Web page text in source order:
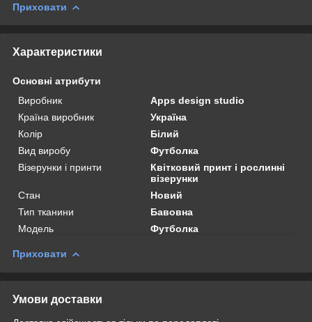
Приховати
Характеристики
Основні атрибути
Виробник
Apps design studio
Країна виробник
Україна
Колір
Білий
Вид виробу
Футболка
Візерунки і принти
Квітковий принт і рослинні
візерунки
Стан
Новий
Тип тканини
Бавовна
Модель
Футболка
Приховати
Умови доставки